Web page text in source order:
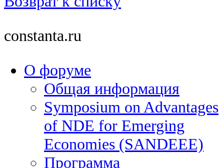
constanta.ru
О форуме
Общая информация
Symposium on Advantages
of NDE for Emerging
Economies (SANDEEE)
Программа